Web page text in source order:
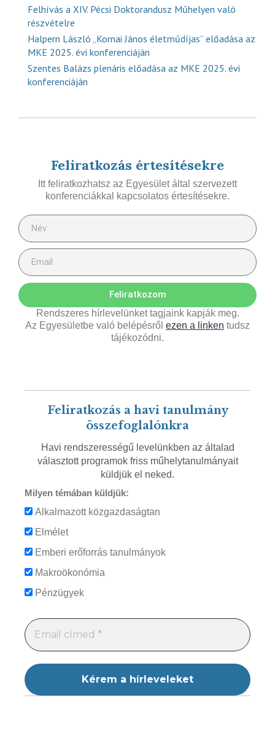
Felhívás a XIV. Pécsi Doktorandusz Műhelyen való
részvételre
Halpern László „Kornai János életműdíjas” előadása az
MKE 2025. évi konferenciáján
Szentes Balázs plenáris előadása az MKE 2025. évi
konferenciáján
Feliratkozás értesítésekre
Itt feliratkozhatsz az Egyesület által szervezett
konferenciákkal kapcsolatos értesítésekre.
Feliratkozom
Rendszeres hírlevelünket tagjaink kapják meg.
Az Egyesületbe való belépésről ezen a linken tudsz
tájékozódni.
Feliratkozás a havi tanulmány
összefoglalónkra
Havi rendszerességű levelünkben az általad
választott programok friss műhelytanulmányait
küldjük el neked.
Milyen témában küldjük:
Alkalmazott közgazdaságtan
Elmélet
Emberi erőforrás tanulmányok
Makroökonómia
Pénzügyek